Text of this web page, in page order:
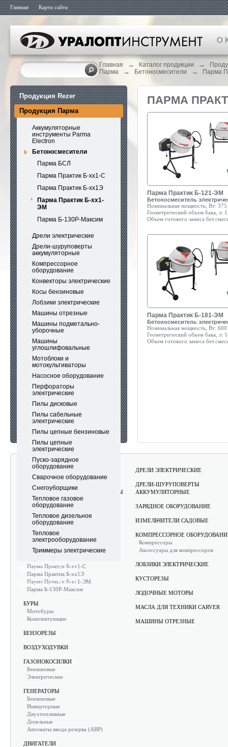
Главная Карта сайта
О
Главная → Каталог продукции →
Парма
→ Бетоносмесители → Парма
Продукция Rezer
Продукция Парма
Аккумуляторные
инструменты Parma
Electron
Бетоносмесители
Парма БСЛ
Парма Практик Б-хх1-С
Парма Практик Б-хх1Э
Парма Практик Б-хх1-
ЭМ
Парма Б-130Р-Максим
Дрели электрические
Дрели-шуруповерты
аккумуляторные
Компрессорное
оборудование
Конвекторы электрические
Косы бензиновые
Лобзики электрические
Машины отрезные
Машины подметально-
уборочные
Машины
углошлифовальные
Мотоблоки и
мотокультиваторы
Насосное оборудование
Перфораторы
электрические
Пилы дисковые
Пилы сабельные
электрические
Пилы цепные бензиновые
Пилы цепные
электрические
Пуско-зарядное
оборудование
Сварочное оборудование
Снегоуборщики
Тепловое газовое
оборудование
Тепловое дизельное
оборудование
Тепловое
электрооборудование
Триммеры электрические
Продукция Carver
Продукция Rezoil
ПАРМА
Парма Практик Б-121-ЭМ
Бетоносмеситель
Номинальная мощность, Вт: 375
Геометрический объем бака, л:
Объем готового замеса
Парма Практик Б-181-ЭМ
Бетоносмеситель
Номинальная мощность, Вт: 600
Геометрический объем бака, л:
Объем готового замеса
АККУМУЛЯТОРНЫЕ САДОВЫЕ
ИНСТРУМЕНТЫ CARVER
АККУМУЛЯТОРНЫЕ ИНСТРУМЕНТЫ
PARMA ELECTRON
АППАРАТЫ МОЮЩИЕ ВЫСОКОГО
ДАВЛЕНИЯ
Аксессуары
БЕТОНОСМЕСИТЕЛИ
Парма Практик Б-хх1-С
Парма Практик Б-хх1Э
Парма Практик Б-хх1-ЭМ
Парма Б-130Р-Максим
БУРЫ
Мотобуры
Комплектующие
БЕНЗОРЕЗЫ
ВОЗДУХОДУВКИ
ГАЗОНОКОСИЛКИ
Бензиновые
Электрические
ГЕНЕРАТОРЫ
Бензиновые
Инверторные
Двухтопливные
Дизельные
Автоматы ввода резерва (АВР)
ДВИГАТЕЛИ
ДРЕЛИ ЭЛЕКТРИЧЕСКИЕ
ДРЕЛИ-ШУРУПОВЕРТЫ
АККУМУЛЯТОРНЫЕ
ЗАРЯДНОЕ ОБОРУДОВАНИЕ
ИЗМЕЛЬЧИТЕЛИ САДОВЫЕ
КОМПРЕССОРНОЕ
Компрессоры
Аксессуары для компрессоров
ЛОБЗИКИ ЭЛЕКТРИЧЕСКИЕ
КУСТОРЕЗЫ
ЛОДОЧНЫЕ МОТОРЫ
МАСЛА ДЛЯ ТЕХНИКИ CARVER
МАШИНЫ ОТРЕЗНЫЕ